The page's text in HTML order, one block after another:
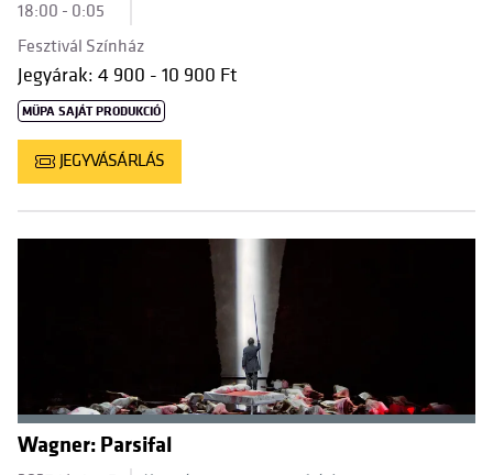
18:00 - 0:05
Fesztivál Színház
Jegyárak: 4 900 - 10 900 Ft
MÜPA SAJÁT PRODUKCIÓ
JEGYVÁSÁRLÁS
Wagner: Parsifal